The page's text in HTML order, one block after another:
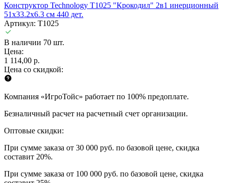
Конструктор Technology T1025 "Крокодил" 2в1 инерционный
51x33.2x6.3 см 440 дет.
Артикул: T1025
В наличии 70 шт.
Цена:
1 114,00 р.
Цена со скидкой:
Компания «ИгроТойс» работает по 100% предоплате.
Безналичный расчет на расчетный счет организации.
Оптовые скидки:
При сумме заказа от 30 000 руб. по базовой цене, скидка
составит 20%.
При сумме заказа от 100 000 руб. по базовой цене, скидка